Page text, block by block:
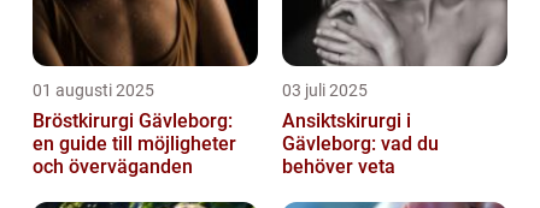
01 augusti 2025
Bröstkirurgi Gävleborg:
en guide till möjligheter
och överväganden
03 juli 2025
Ansiktskirurgi i
Gävleborg: vad du
behöver veta